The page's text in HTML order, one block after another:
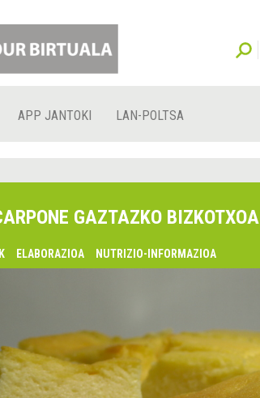
APP JANTOKI LAN-POLTSA
GAZTAZKO BIZKOTXOA
ELABORAZIOA NUTRIZIO-INFORMAZIOA